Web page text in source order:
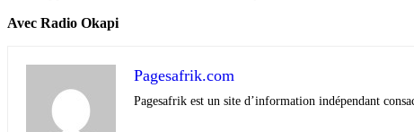
Avec Radio Okapi
Pagesafrik.com
Pagesafrik est un site d’information indépendant